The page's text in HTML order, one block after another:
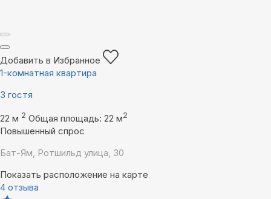
Добавить в Избранное
1-комнатная квартира
3 гостя
22 м 2 Общая площадь: 22 м2
Повышенный спрос
Бат-Ям, Ротшильд улица, 30
Показать расположение на карте
4 отзыва